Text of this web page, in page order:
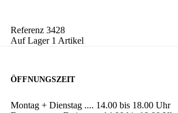
Referenz 3428
Auf Lager 1 Artikel
ÖFFNUNGSZEIT
Montag + Dienstag .... 14.00 bis 18.00 Uhr